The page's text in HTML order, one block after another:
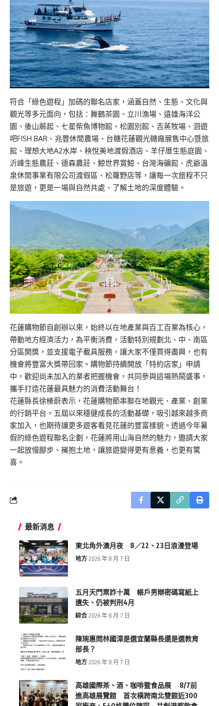
符合「綠色遊程」加碼的聯名店家，涵蓋自然、生態、文化與
觀光等多元面向，包括：舞鶴茶園、立川漁場、遠雄海洋公
園、後山蕨起、七星柴魚博物館、松園別館、吉蒸牧場、洄遊
吧FISH BAR、兆豐休閒農場、台糖花蓮觀光糖廠展售中心暨旅
館、理想大地A2水岸、秧悅美地渡假酒店、羊仔厝生態庭園、
沂峰生態農莊、德森農莊、鯨世界賞鯨、台灣海礦館、虎爺溫
泉休閒事業有限公司渡假區、松蘿野店等，讓每一次旅程不只
是旅遊，更是一場與自然共處、了解土地的深度體驗。
花蓮購物節自創辦以來，始終以在地產業與百工百業為核心，
帶動地方經濟活力，為平衡消費，活動特別規劃北、中、南區
分區開獎，並支援電子載具服務，讓大家不僅買得盡興，也有
機會將豐富大獎帶回家。購物節持續開放「特約店家」申請
中，歡迎尚未加入的業者把握機會，共同參與這場熱鬧盛事，
攜手打造花蓮最具魅力的消費活動舞台！
花蓮縣長徐榛蔚表示，花蓮購物節串聯在地觀光、產業、創業
的行銷平台。五屆以來穩健成長的活動基礎，吸引越來越多商
家加入，也期待讓更多遊客看見花蓮的豐富樣貌。透過今年暑
假的綠色遊程聯名企劃，花蓮將用山海自然的魅力，邀請大家
一起放慢腳步、擁抱土地，讓旅遊變得更有意義，也更有驚
喜。
最新消息
東北角外澳月夜 8／22、23日浪漫登場
地方 2026 年 8 月 7 日
五月天門票詐十萬 帳戶男辯密碼寫紙上
遺失、仍被判刑4月
綜合 2026 年 8 月 7 日
陳琬惠問林國漳是選宜蘭縣長還是選教育
部長？
地方 2026 年 8 月 7 日
高雄國際茶、酒、咖啡暨食品展 8/7前
進高雄展覽館 首次橫跨南北雙館近300